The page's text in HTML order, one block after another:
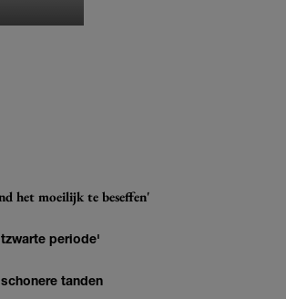
het moeilijk te beseffen'
periode'
tanden